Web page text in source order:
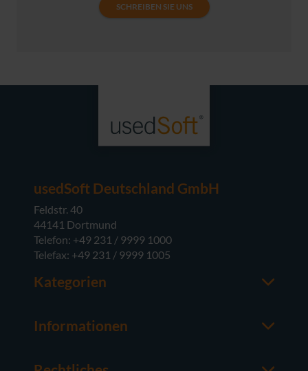
SCHREIBEN SIE UNS
usedSoft Deutschland GmbH
Feldstr. 40
44141 Dortmund
Telefon: +49 231 / 9999 1000
Telefax: +49 231 / 9999 1005
Kategorien
Server-Software
Hardware
Informationen
Über usedSoft